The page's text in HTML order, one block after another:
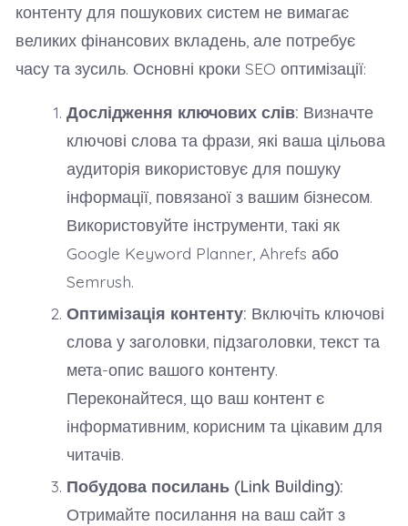
контенту для пошукових систем не вимагає
великих фінансових вкладень, але потребує
часу та зусиль. Основні кроки SEO оптимізації:
Дослідження ключових слів: Визначте
ключові слова та фрази, які ваша цільова
аудиторія використовує для пошуку
інформації, повязаної з вашим бізнесом.
Використовуйте інструменти, такі як
Google Keyword Planner, Ahrefs або
Semrush.
Оптимізація контенту: Включіть ключові
слова у заголовки, підзаголовки, текст та
мета-опис вашого контенту.
Переконайтеся, що ваш контент є
інформативним, корисним та цікавим для
читачів.
Побудова посилань (Link Building):
Отримайте посилання на ваш сайт з